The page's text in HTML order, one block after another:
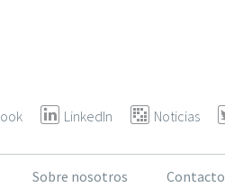
LinkedIn Noticias
Sobre nosotros Contacto